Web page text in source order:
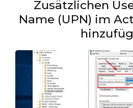
Zusätzlichen
Name (UPN) im